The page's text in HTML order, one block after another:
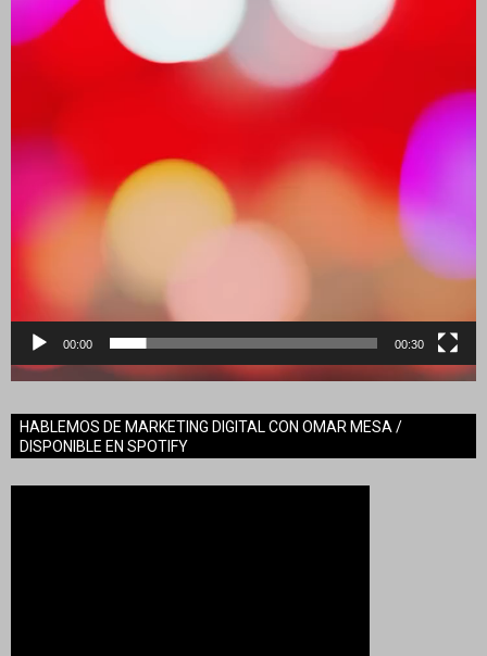
00:00 00:30
HABLEMOS DE MARKETING DIGITAL CON OMAR MESA /
DISPONIBLE EN SPOTIFY